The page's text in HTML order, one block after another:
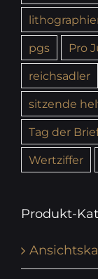
pgs
Pro
reichsadler
sitzende
Tag der
Wertziffer
Produkt-